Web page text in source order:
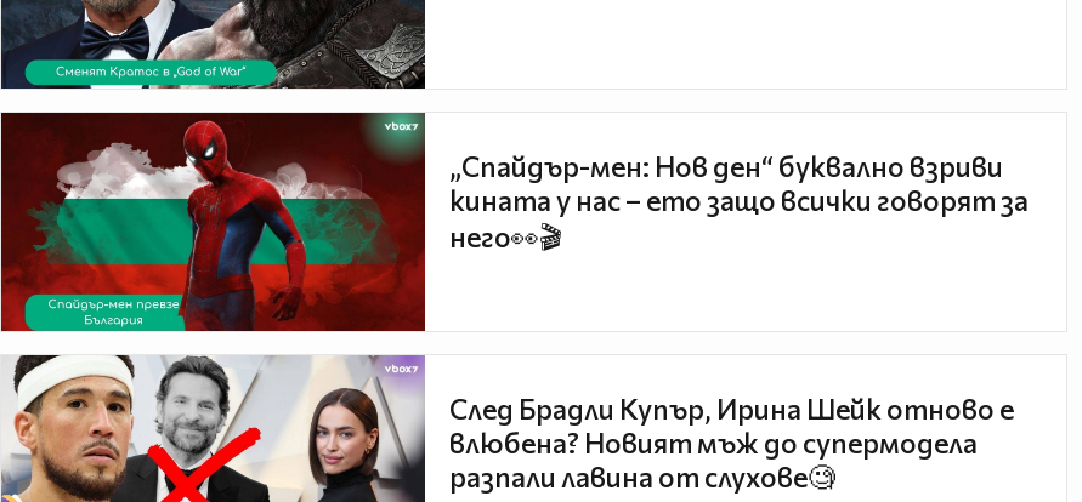
„Спайдър-мен: Нов ден“ буквално взриви
кината у нас – ето защо всички говорят за
него👀🎬
След Брадли Купър, Ирина Шейк отново е
влюбена? Новият мъж до супермодела
разпали лавина от слухове🧐